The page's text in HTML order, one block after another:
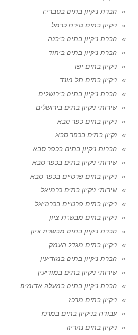
חברת ניקיון בתים בטבריה
ניקיון בתים טירת כרמל
חברת ניקיון בתים ביבנה
חברת ניקיון בתים ביהוד
ניקיון בתים יפו
ניקיון בתים תל מונד
חברת ניקיון בתים בירושלים
שירותי ניקיון בתים בירושלים
ניקיון בתים כפר סבא
נקיון בתים בכפר סבא
חברות ניקיון בתים בכפר סבא
שירותי ניקיון בתים בכפר סבא
ניקיון בתים פרטיים בכפר סבא
שירותי ניקיון בתים כרמיאל
ניקיון בתים פרטיים בכרמיאל
ניקיון בתים מבשרת ציון
חברת ניקיון בתים מבשרת ציון
ניקיון בתים מגדל העמק
חברת ניקיון בתים במודיעין
שירותי ניקיון בתים במודיעין
חברת ניקיון בתים במעלה אדומים
ניקיון בתים מרכז
עבודה בניקיון בתים במרכז
ניקיון בתים נהריה